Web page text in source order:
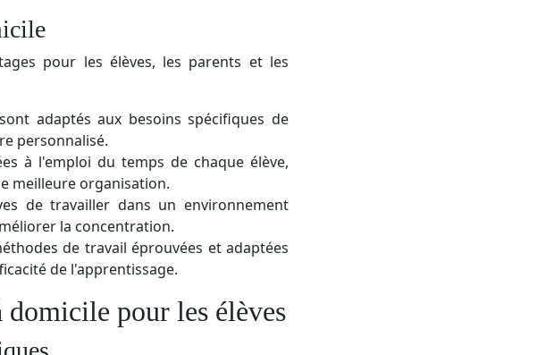
pour les élèves, les parents et les
adaptés aux besoins spécifiques de
personnalisé.
à l'emploi du temps de chaque élève,
meilleure organisation.
de travailler dans un environnement
la concentration.
de travail éprouvées et adaptées
de l'apprentissage.
domicile pour les élèves